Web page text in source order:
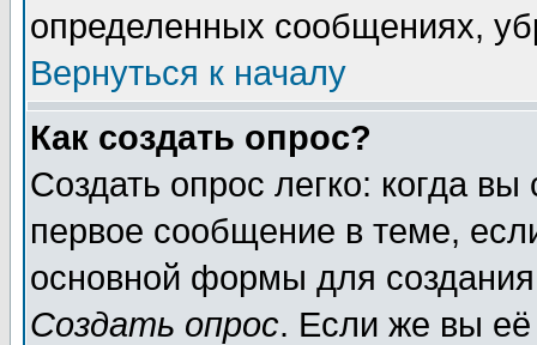
определенных сообщениях,
Вернуться к началу
Как создать опрос?
Создать опрос легко: когда
первое сообщение в теме,
основной формы для
Создать опрос. Если же вы её